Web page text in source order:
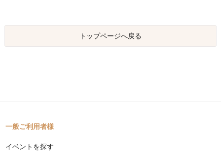
トップページへ戻る
一般ご利用者様
イベントを探す